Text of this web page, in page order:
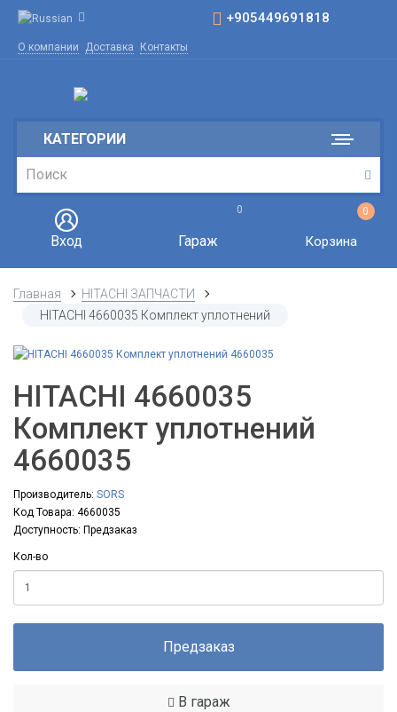
+905449691818
О компании Доставка Контакты
КАТЕГОРИИ
Вход
0
Гараж
0
Корзина
Главная
HITACHI ЗАПЧАСТИ
HITACHI 4660035 Комплект уплотнений
HITACHI 4660035
Комплект уплотнений
4660035
Производитель: SORS
Код Товара: 4660035
Доступность: Предзаказ
Кол-во
Предзаказ
В гараж